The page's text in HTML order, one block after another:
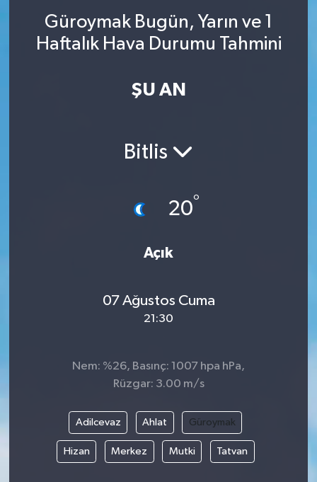
Güroymak Bugün, Yarın ve 1
Haftalık Hava Durumu Tahmini
ŞU AN
Bitlis
20°
Açık
07 Ağustos Cuma
21:30
Nem: %26, Basınç: 1007 hpa hPa,
Rüzgar: 3.00 m/s
Adilcevaz Ahlat Güroymak
Hizan Merkez Mutki Tatvan